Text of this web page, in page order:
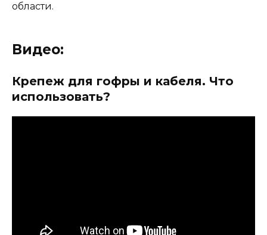
области.
Видео:
Крепеж для гофры и кабеля. Что
использовать?